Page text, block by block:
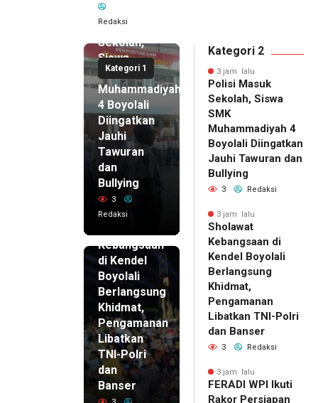
Redaksi
Kategori 1
Polisi
Masuk
Sekolah,
Siswa
SMK
Muhammadiyah
4 Boyolali
Diingatkan
Jauhi
Tawuran
dan
Bullying
3
Redaksi
3 jam lalu
Kebangsaan
di Kendel
Boyolali
Berlangsung
Khidmat,
Pengamanan
Libatkan
TNI-Polri
dan
Banser
Kategori 2
3 jam lalu
Polisi Masuk
Sekolah, Siswa
SMK
Muhammadiyah 4
Boyolali Diingatkan
Jauhi Tawuran dan
Bullying
3 Redaksi
3 jam lalu
Sholawat
Kebangsaan di
Kendel Boyolali
Berlangsung
Khidmat,
Pengamanan
Libatkan TNI-Polri
dan Banser
3 Redaksi
3 jam lalu
FERADI WPI Ikuti
Rakor Persiapan